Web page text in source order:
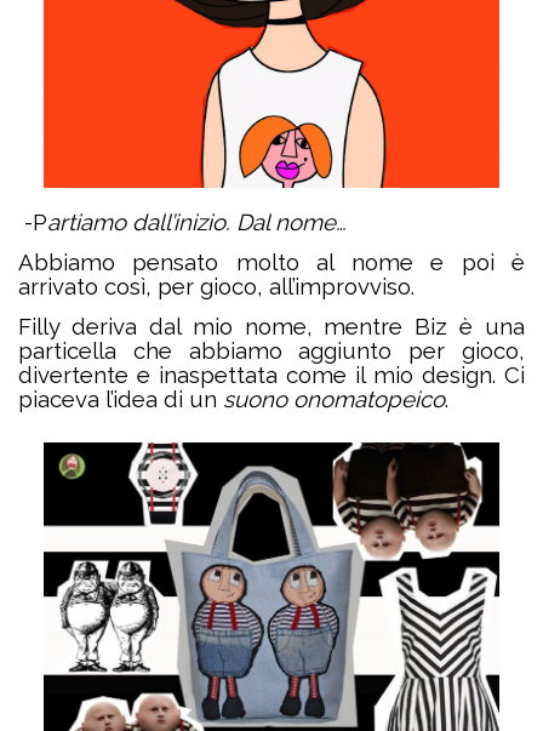
-Partiamo dall’inizio. Dal nome…
Abbiamo pensato molto al nome e poi è
arrivato così, per gioco, all’improvviso.
Filly deriva dal mio nome, mentre Biz è una
particella che abbiamo aggiunto per gioco,
divertente e inaspettata come il mio design. Ci
piaceva l’idea di un suono onomatopeico.